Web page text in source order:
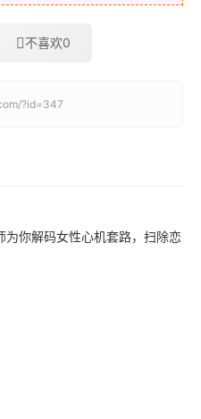
不喜欢0
?id=347
你解码女性心机套路，扫除恋